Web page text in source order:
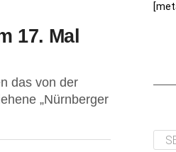
17. Mal
das von der
„Nürnberger